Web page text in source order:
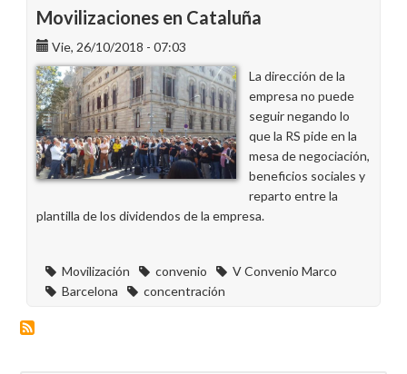
Enel
Iberia
-
Barcelona
Movilizaciones en Cataluña
Vie, 26/10/2018 - 07:03
La dirección de la
empresa no puede
seguir negando lo
que la RS pide en la
mesa de negociación,
beneficios sociales y
reparto entre la
plantilla de los dividendos de la empresa.
Movilización convenio
V Convenio Marco
Barcelona
concentración